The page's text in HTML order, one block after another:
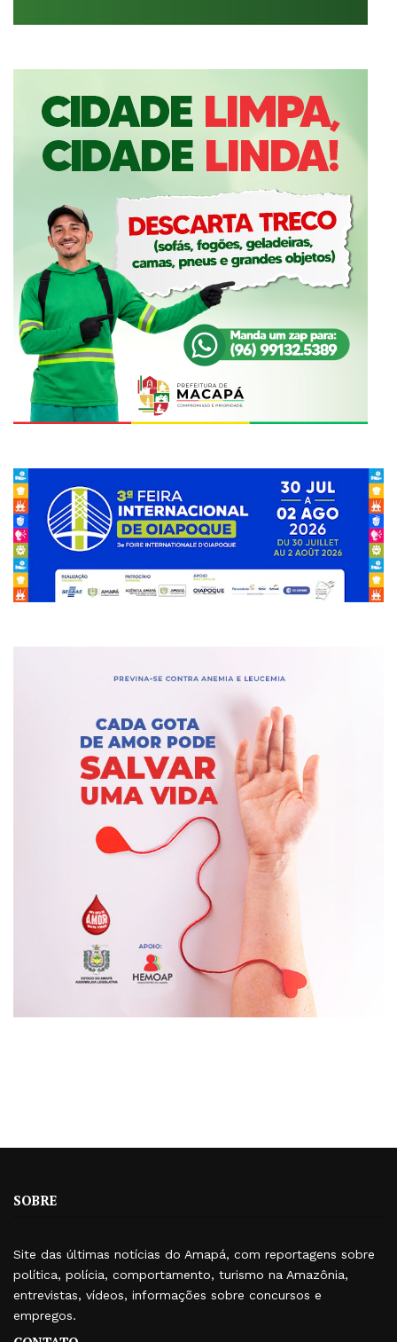
SOBRE
Site das últimas notícias do Amapá, com reportagens sobre
política, polícia, comportamento, turismo na Amazônia,
entrevistas, vídeos, informações sobre concursos e
empregos.